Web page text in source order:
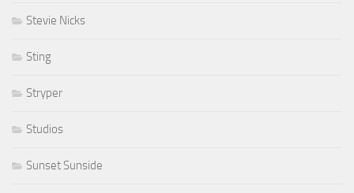
Stevie Nicks
Sting
Stryper
Studios
Sunset Sunside